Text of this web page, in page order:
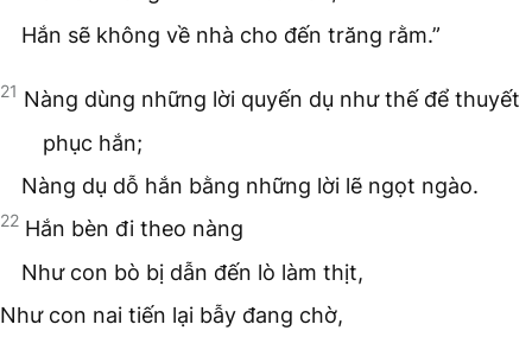
Hắn sẽ không về nhà cho đến trăng rằm.”
21 Nàng dùng những lời quyến dụ như thế để thuyết
phục hắn;
Nàng dụ dỗ hắn bằng những lời lẽ ngọt ngào.
22 Hắn bèn đi theo nàng
Như con bò bị dẫn đến lò làm thịt,
Như con nai tiến lại bẫy đang chờ,